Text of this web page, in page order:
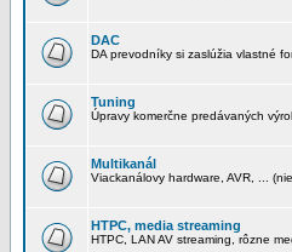
DAC
DA prevodníky si zaslúžia vlastné
Tuning
Úpravy komerčne predávaných
Multikanál
Viackanálovy hardware, AVR, ...
HTPC, media streaming
HTPC, LAN AV streaming, rôzne